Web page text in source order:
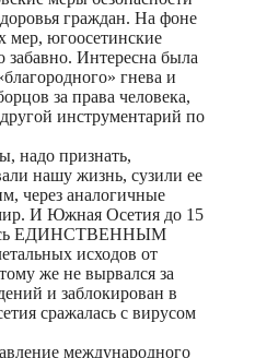
граждан. На фоне
мер, югоосетинские
забавно. Интересна была
гнева и
за права человека,
инструментарий по
надо признать,
нашу жизнь, сузили ее
через аналогичные
И Южная Осетия до 15
ЕДИНСТВЕННЫМ
исходов от
же не вырвался за
и заблокирован в
сражалась с вирусом
международного